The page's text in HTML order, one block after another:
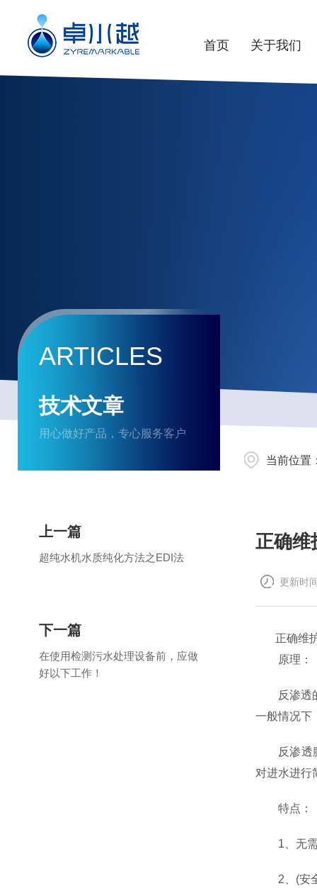
首页 关于我们
ARTICLES
技术文章
用心做好产品，专心服务客户
当前位置
正确维
更新时
正确维
原理：
反渗透的
一般情况下
反渗透膜
对进水进行
特点：
1、无需
2、(安全)
上一篇
超纯水机水质纯化方法之EDI法
下一篇
在使用检测污水处理设备前，应做
好以下工作！